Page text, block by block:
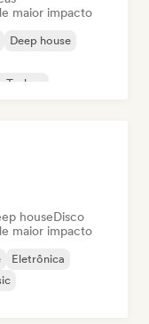
maior impacto
Deep house
houseDisco
maior impacto
Eletrônica